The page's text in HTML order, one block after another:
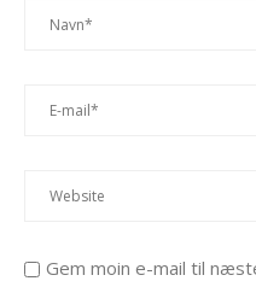
Gem moin e-mail til